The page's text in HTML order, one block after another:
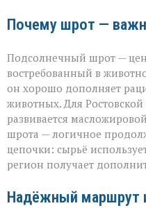
Почему шрот —
Подсолнечный шрот —
востребованный в
он хорошо дополняет
животных. Для Ростовской
развивается
шрота — логичное
цепочки: сырьё
регион получает
Надёжный маршрут